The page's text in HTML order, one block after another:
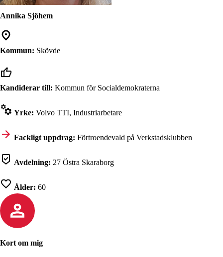
Annika Sjöhem
Kommun: Skövde
Kandiderar till: Kommun för Socialdemokraterna
Yrke: Volvo TTI, Industriarbetare
Fackligt uppdrag: Förtroendevald på Verkstadsklubben
Avdelning: 27 Östra Skaraborg
Ålder: 60
Kort om mig